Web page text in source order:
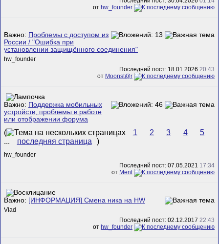
от hw_founder
Важно: Проблемы с доступом из
России / "Ошибка при
установлении защищённого соединения"
hw_founder
Последний пост: 18.01.2026 20:43
от Mооnst@r
Важно: Поддержка мобильных
устройств, проблемы в работе
или отображении форума
( 1 2 3 4
5
...
последняя страница )
hw_founder
Последний пост: 07.05.2021 17:34
от Ment
Важно: [ИНФОРМАЦИЯ] Смена ника на HW
Vlad
Последний пост: 02.12.2017 22:43
от hw_founder